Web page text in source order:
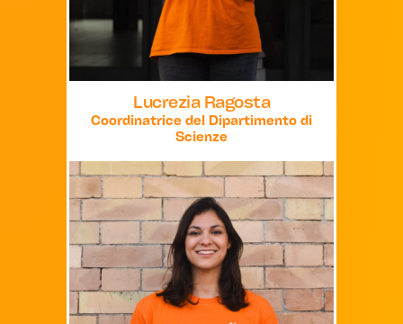
Lucrezia Ragosta
Coordinatrice del Dipartimento di
Scienze